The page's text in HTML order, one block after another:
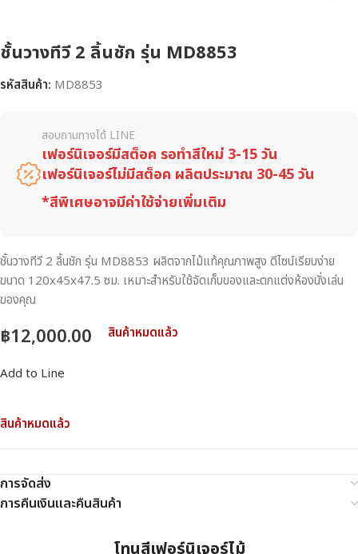
ชั้นวางทีวี 2 ลิ้นชัก รุ่น MD8853
รหัสสินค้า: MD8853
สอบถามทางได้ LINE
เฟอร์นิเจอร์มีสต็อค รอทำสีใหม่ 3-15 วัน
เฟอร์นิเจอร์ไม่มีสต็อค ผลิตประมาณ 30-45 วัน
*สีพิเศษอาจมีค่าใช้จ่ายเพิ่มเติม
ชั้นวางทีวี 2 ลิ้นชัก รุ่น MD8853 ผลิตจากไม้แท้คุณภาพสูง ดีไซน์เรียบง่าย
ขนาด 120x45x47.5 ซม. เหมาะสำหรับใช้จัดเก็บของและตกแต่งห้องนั่งเล่น
ของคุณ
฿12,000.00 สินค้าหมดแล้ว
Add to Line
สินค้าหมดแล้ว
การจัดส่ง
การคืนเงินและคืนสินค้า